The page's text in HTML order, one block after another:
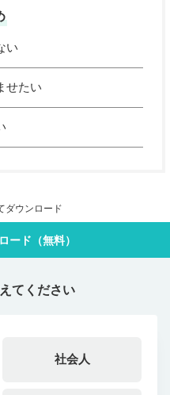
い
せたい
ダウンロード
ード（無料）
てください
社会人